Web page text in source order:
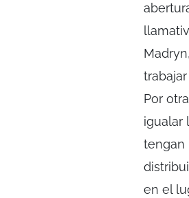
Por
igualar
tengan
en el